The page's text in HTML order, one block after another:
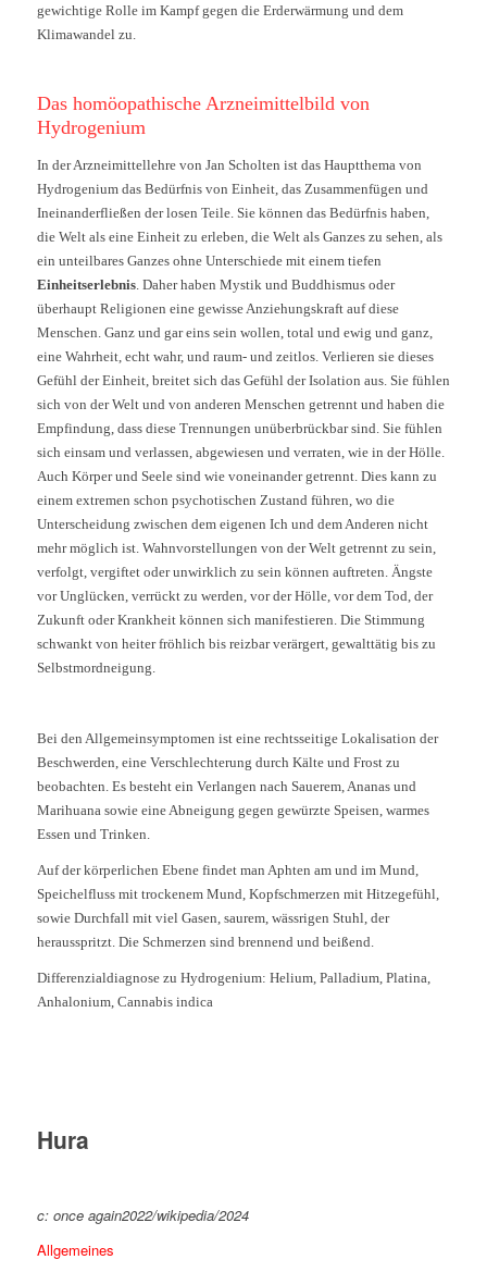
gewichtige Rolle im Kampf gegen die Erderwärmung und dem
Klimawandel zu.
Das homöopathische Arzneimittelbild von
Hydrogenium
In der Arzneimittellehre von Jan Scholten ist das Hauptthema von
Hydrogenium das Bedürfnis von Einheit, das Zusammenfügen und
Ineinanderfließen der losen Teile. Sie können das Bedürfnis haben,
die Welt als eine Einheit zu erleben, die Welt als Ganzes zu sehen, als
ein unteilbares Ganzes ohne Unterschiede mit einem tiefen
Einheitserlebnis. Daher haben Mystik und Buddhismus oder
überhaupt Religionen eine gewisse Anziehungskraft auf diese
Menschen. Ganz und gar eins sein wollen, total und ewig und ganz,
eine Wahrheit, echt wahr, und raum- und zeitlos. Verlieren sie dieses
Gefühl der Einheit, breitet sich das Gefühl der Isolation aus. Sie fühlen
sich von der Welt und von anderen Menschen getrennt und haben die
Empfindung, dass diese Trennungen unüberbrückbar sind. Sie fühlen
sich einsam und verlassen, abgewiesen und verraten, wie in der Hölle.
Auch Körper und Seele sind wie voneinander getrennt. Dies kann zu
einem extremen schon psychotischen Zustand führen, wo die
Unterscheidung zwischen dem eigenen Ich und dem Anderen nicht
mehr möglich ist. Wahnvorstellungen von der Welt getrennt zu sein,
verfolgt, vergiftet oder unwirklich zu sein können auftreten. Ängste
vor Unglücken, verrückt zu werden, vor der Hölle, vor dem Tod, der
Zukunft oder Krankheit können sich manifestieren. Die Stimmung
schwankt von heiter fröhlich bis reizbar verärgert, gewalttätig bis zu
Selbstmordneigung.
Bei den Allgemeinsymptomen ist eine rechtsseitige Lokalisation der
Beschwerden, eine Verschlechterung durch Kälte und Frost zu
beobachten. Es besteht ein Verlangen nach Sauerem, Ananas und
Marihuana sowie eine Abneigung gegen gewürzte Speisen, warmes
Essen und Trinken.
Auf der körperlichen Ebene findet man Aphten am und im Mund,
Speichelfluss mit trockenem Mund, Kopfschmerzen mit Hitzegefühl,
sowie Durchfall mit viel Gasen, saurem, wässrigen Stuhl, der
herausspritzt. Die Schmerzen sind brennend und beißend.
Differenzialdiagnose zu Hydrogenium: Helium, Palladium, Platina,
Anhalonium, Cannabis indica
Hura
c: once again2022/wikipedia/2024
Allgemeines